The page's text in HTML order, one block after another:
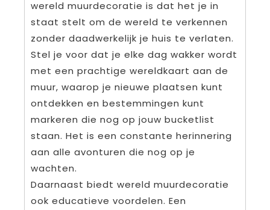
wereld muurdecoratie is dat het je in
staat stelt om de wereld te verkennen
zonder daadwerkelijk je huis te verlaten.
Stel je voor dat je elke dag wakker wordt
met een prachtige wereldkaart aan de
muur, waarop je nieuwe plaatsen kunt
ontdekken en bestemmingen kunt
markeren die nog op jouw bucketlist
staan. Het is een constante herinnering
aan alle avonturen die nog op je
wachten.
Daarnaast biedt wereld muurdecoratie
ook educatieve voordelen. Een